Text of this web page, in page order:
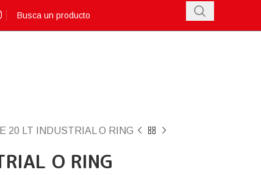
20 LT INDUSTRIAL O RING
O RING